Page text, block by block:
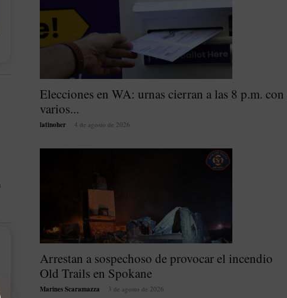
Elecciones en WA: urnas cierran a las 8 p.m. con
varios...
latinoher 4 de agosto de 2026
Arrestan a sospechoso de provocar el incendio
Old Trails en Spokane
Marines Scaramazza 3 de agosto de 2026